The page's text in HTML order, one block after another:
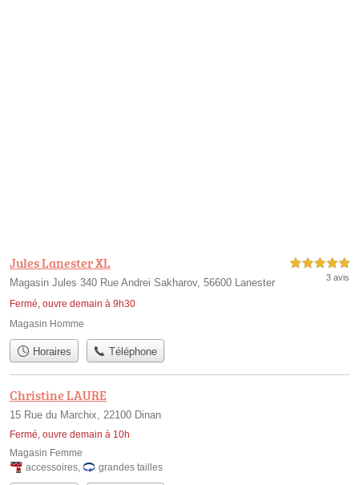
Jules Lanester XL
Magasin Jules 340 Rue Andrei Sakharov, 56600 Lanester
Fermé, ouvre demain à 9h30
5,0 étoiles sur 5
3 avis
Magasin Homme
Horaires Téléphone
Christine LAURE
15 Rue du Marchix, 22100 Dinan
Fermé, ouvre demain à 10h
Magasin Femme
accessoires
grandes tailles